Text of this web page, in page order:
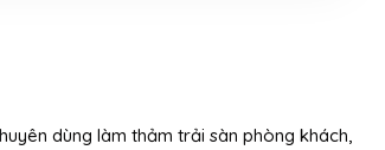
dùng làm thảm trải sàn phòng khách,